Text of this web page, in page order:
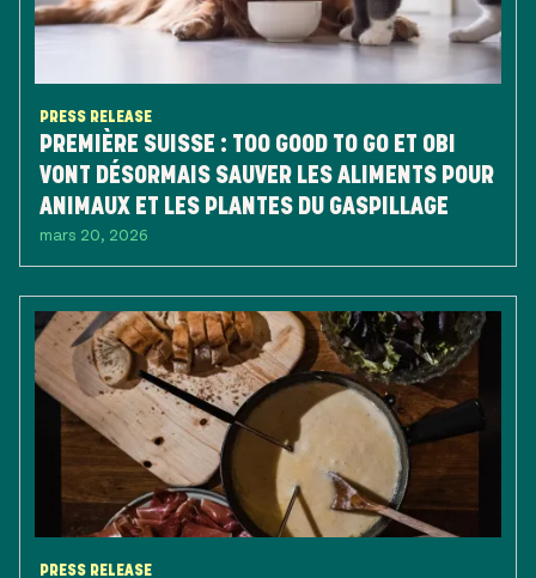
PRESS RELEASE
PREMIÈRE SUISSE : TOO GOOD TO GO ET OBI
VONT DÉSORMAIS SAUVER LES ALIMENTS POUR
ANIMAUX ET LES PLANTES DU GASPILLAGE
mars 20, 2026
PRESS RELEASE